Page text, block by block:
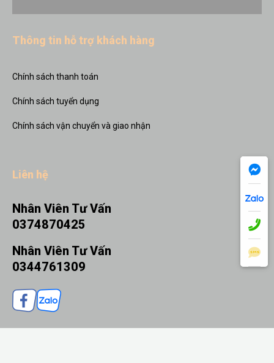
Thông tin hỗ trợ khách hàng
Chính sách thanh toán
Chính sách tuyển dụng
Chính sách vận chuyển và giao nhận
Liên hệ
Nhân Viên Tư Vấn
0374870425
Nhân Viên Tư Vấn
0344761309